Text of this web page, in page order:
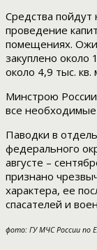
Средства пойдут
проведение
помещениях.
закуплено около
около 4,9 тыс. кв.
Минстрою
все необходимые
Паводки в
федерального
августе –
признано
характера, ее
спасателей и
фото: ГУ МЧС России по